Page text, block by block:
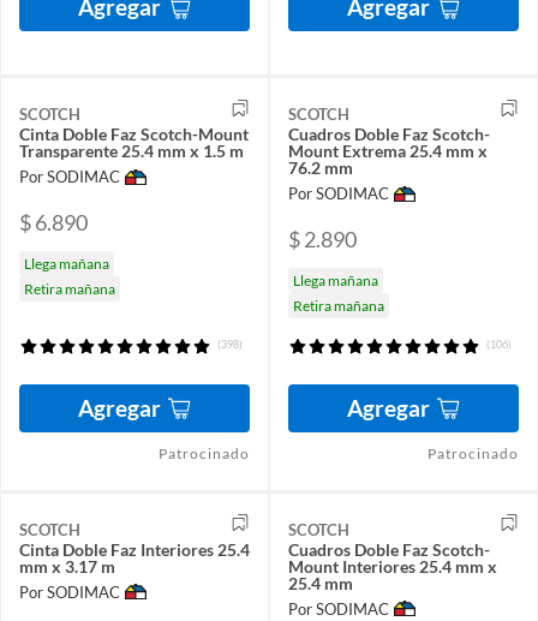
Agregar Agregar
SCOTCH
Cinta Doble Faz Scotch-Mount
Transparente 25.4 mm x 1.5 m
Por SODIMAC
$ 6.890
Llega mañana
Retira mañana
(398)
Agregar
Patrocinado
SCOTCH
Cuadros Doble Faz Scotch-
Mount Extrema 25.4 mm x
76.2 mm
Por SODIMAC
$ 2.890
Llega mañana
Retira mañana
(106)
Agregar
Patrocinado
SCOTCH
Cinta Doble Faz Interiores 25.4
mm x 3.17 m
Por SODIMAC
SCOTCH
Cuadros Doble Faz Scotch-
Mount Interiores 25.4 mm x
25.4 mm
Por SODIMAC